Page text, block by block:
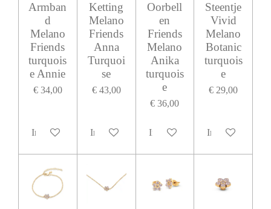
Armban
d
Melano
Friends
turquois
e Annie
€ 34,00
In winkelwagen
Ketting
Melano
Friends
Anna
Turquoi
se
€ 43,00
In winkelwagen
Oorbell
en
Friends
Melano
Anika
turquois
e
€ 36,00
In winkelwagen
Steentje
Vivid
Melano
Botanic
turquois
e
€ 29,00
In winkelwagen